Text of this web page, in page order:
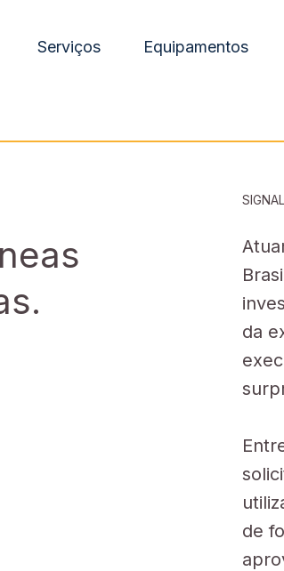
Serviços Equipamentos
da
de